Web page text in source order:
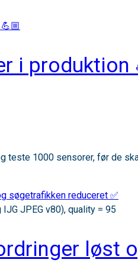
i produktion
teste 1000 sensorer, før de
IJG JPEG v80), quality = 95
løst